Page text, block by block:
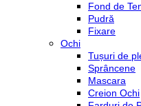
Fond de
Pudră
Fixare
Ochi
Tușuri de
Sprâncene
Mascara
Creion Ochi